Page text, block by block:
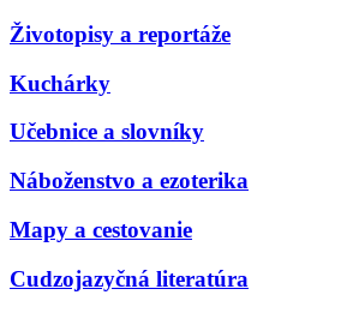
Životopisy a reportáže
Kuchárky
Učebnice a slovníky
Náboženstvo a ezoterika
Mapy a cestovanie
Cudzojazyčná literatúra